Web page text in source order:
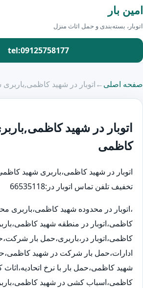
امین بار
اتوبار، بسته‌بندی و حمل اثاث منزل
tel:09125758177
صفحه اصلی←اتوبار در شهید
اتوبار در شهید
کاظمی
تخفیف تلفن تماس اتوبار در:66535118
،اتوبار در محدوده شهید کاظمی،باربری
کاظمی،اتوبار در منطقه شهید
کاظمی،اتوبار در،باربری،حمل بار
ادارات،حمل بار شرکت در شهید
شهید کاظمی،حمل بار با نرخ
کاظمی،اسباب کشی در شهید